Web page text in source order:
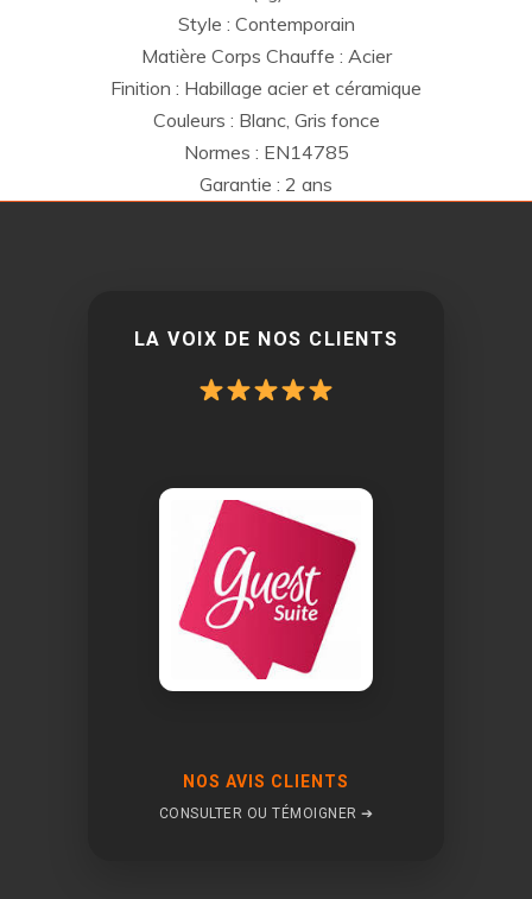
Style : Contemporain
Matière Corps Chauffe : Acier
Finition : Habillage acier et céramique
Couleurs : Blanc, Gris fonce
Normes : EN14785
Garantie : 2 ans
LA VOIX DE NOS CLIENTS
NOS AVIS CLIENTS
CONSULTER OU TÉMOIGNER ➔